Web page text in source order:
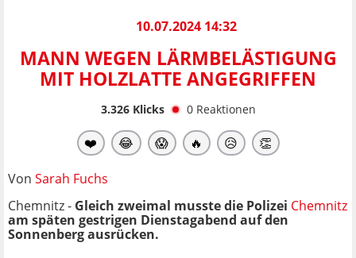
10.07.2024 14:32
MANN WEGEN LÄRMBELÄSTIGUNG
MIT HOLZLATTE ANGEGRIFFEN
3.326Klicks 0 Reaktionen
❤️ 😂 😱 🔥 😥 👏
Von Sarah Fuchs
Chemnitz - Gleich zweimal musste die Polizei Chemnitz
am späten gestrigen Dienstagabend auf den
Sonnenberg ausrücken.